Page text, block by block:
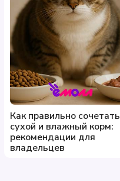
Как правильно сочетать
сухой и влажный корм:
рекомендации для
владельцев